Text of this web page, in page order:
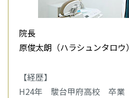
院長
原俊太朗（ハラシュンタロウ）
【経歴】
H24年 駿台甲府高校 卒業